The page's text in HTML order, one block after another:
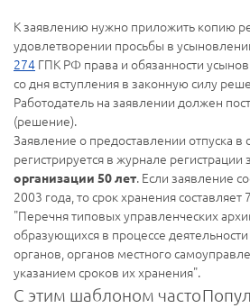
К заявлению нужно приложить копию
удовлетворении просьбы в
274 ГПК РФ права и обязанности
со дня вступления в законную силу
Работодатель на заявлении должен
(решение).
Заявление о предоставлении отпуска в
регистрируется в журнале регистрации
организации 50 лет. Если заявление
2003 года, то срок хранения составляет
"Перечня типовых управленческих
образующихся в процессе
органов, органов местного
указанием сроков их хранения".
С этим шаблоном часто